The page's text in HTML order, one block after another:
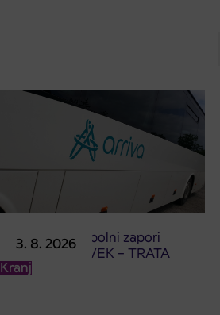
3. 8. 2026
Obvestilo o popolni zapori
ceste ČEŠNJEVEK – TRATA
Kranj